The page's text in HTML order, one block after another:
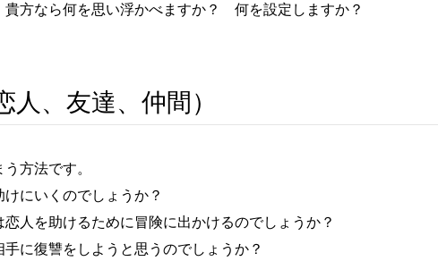
貴方なら何を思い浮かべますか？ 何を設定しますか？
人、友達、仲間）
方法です。
にいくのでしょうか？
人を助けるために冒険に出かけるのでしょうか？
に復讐をしようと思うのでしょうか？